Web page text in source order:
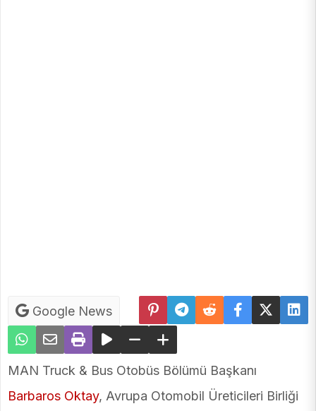
Google News
MAN Truck & Bus Otobüs Bölümü Başkanı
Barbaros Oktay, Avrupa Otomobil Üreticileri Birliği